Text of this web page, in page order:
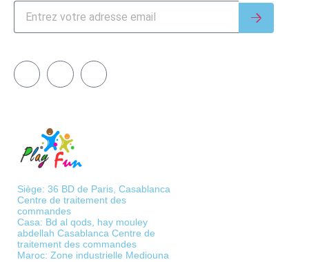
Siège: 36 BD de Paris, Casablanca
Centre de traitement des
commandes
Casa: Bd al qods, hay mouley
abdellah Casablanca Centre de
traitement des commandes
Maroc: Zone industrielle Mediouna